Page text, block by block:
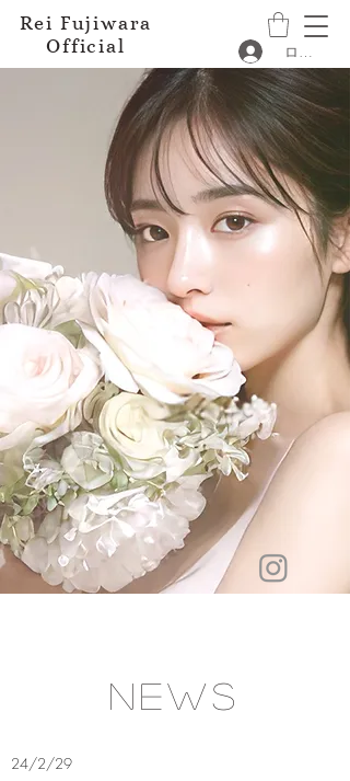
Rei Fujiwara
Official
ログイン
News
24/2/29